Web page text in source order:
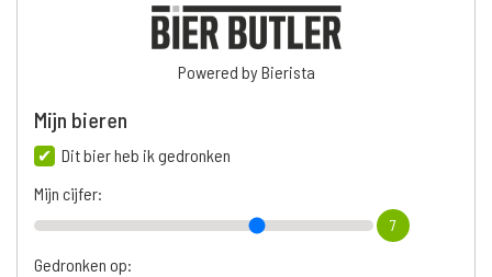
Powered by Bierista
Mijn bieren
Dit bier heb ik gedronken
Mijn cijfer:
7
Gedronken op: